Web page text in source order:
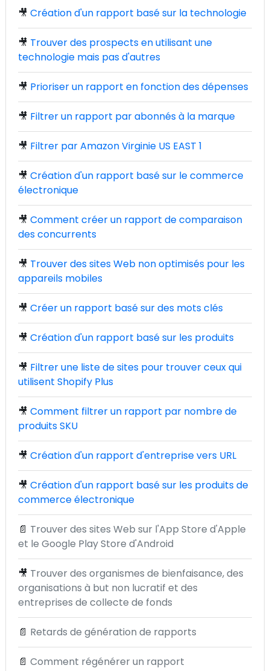
🎥 Création d'un rapport basé sur la technologie
🎥 Trouver des prospects en utilisant une
technologie mais pas d'autres
🎥 Prioriser un rapport en fonction des dépenses
🎥 Filtrer un rapport par abonnés à la marque
🎥 Filtrer par Amazon Virginie US EAST 1
🎥 Création d'un rapport basé sur le commerce
électronique
🎥 Comment créer un rapport de comparaison
des concurrents
🎥 Trouver des sites Web non optimisés pour les
appareils mobiles
🎥 Créer un rapport basé sur des mots clés
🎥 Création d'un rapport basé sur les produits
🎥 Filtrer une liste de sites pour trouver ceux qui
utilisent Shopify Plus
🎥 Comment filtrer un rapport par nombre de
produits SKU
🎥 Création d'un rapport d'entreprise vers URL
🎥 Création d'un rapport basé sur les produits de
commerce électronique
📄 Trouver des sites Web sur l'App Store d'Apple
et le Google Play Store d'Android
🎥 Trouver des organismes de bienfaisance, des
organisations à but non lucratif et des
entreprises de collecte de fonds
📄 Retards de génération de rapports
📄 Comment régénérer un rapport